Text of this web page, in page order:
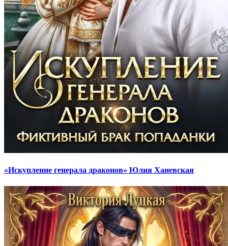
«Искупление генерала драконов» Юлия Ханевская